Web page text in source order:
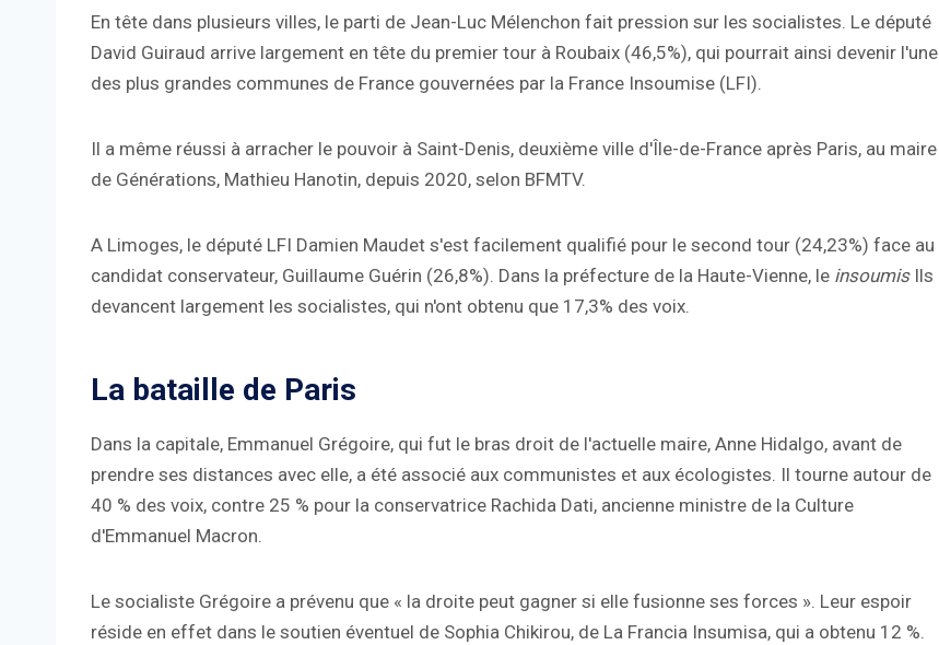
En tête dans plusieurs villes, le parti de Jean-Luc Mélenchon fait pression sur les socialistes. Le député
David Guiraud arrive largement en tête du premier tour à Roubaix (46,5%), qui pourrait ainsi devenir l'une
des plus grandes communes de France gouvernées par la France Insoumise (LFI).
Il a même réussi à arracher le pouvoir à Saint-Denis, deuxième ville d'Île-de-France après Paris, au maire
de Générations, Mathieu Hanotin, depuis 2020, selon BFMTV.
A Limoges, le député LFI Damien Maudet s'est facilement qualifié pour le second tour (24,23%) face au
candidat conservateur, Guillaume Guérin (26,8%). Dans la préfecture de la Haute-Vienne, le insoumisIls
devancent largement les socialistes, qui n'ont obtenu que 17,3% des voix.
La bataille de Paris
Dans la capitale, Emmanuel Grégoire, qui fut le bras droit de l'actuelle maire, Anne Hidalgo, avant de
prendre ses distances avec elle, a été associé aux communistes et aux écologistes. Il tourne autour de
40 % des voix, contre 25 % pour la conservatrice Rachida Dati, ancienne ministre de la Culture
d'Emmanuel Macron.
Le socialiste Grégoire a prévenu que « la droite peut gagner si elle fusionne ses forces ». Leur espoir
réside en effet dans le soutien éventuel de Sophia Chikirou, de La Francia Insumisa, qui a obtenu 12 %.